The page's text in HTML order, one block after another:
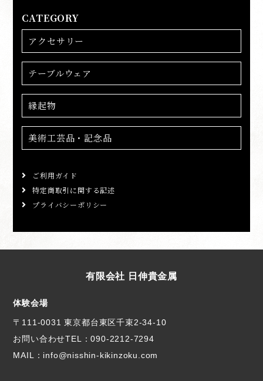
CATEGORY
アクセサリー
テーブルウェア
縁起物
美術工芸品・記念品
ご利用ガイド
特定商取引に関する記述
プライバシーポリシー
有限会社 日伸貴金属
体験会場
〒111-0031 東京都台東区千束2-34-10
お問い合わせTEL：090-2212-7294
MAIL：info@nisshin-kikinzoku.com